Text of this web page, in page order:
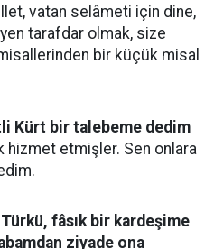
vatan selâmeti için dine,
tarafdar olmak, size
bir küçük misal
Kürt bir talebeme dedim
hizmet etmişler. Sen onlara
fâsık bir kardeşime
ziyade ona